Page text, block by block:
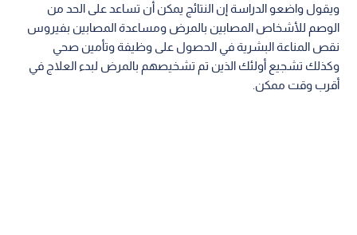
ويقول واضعو الدراسة إن النتائج يمكن أن تساعد على الحد من
الوصم للأشخاص المصابين بالمرض ومساعدة المصابين بفيروس
نقص المناعة البشرية في الحصول على وظيفة وتأمين صحي
وكذلك تشجيع أولئك الذين تم تشخيصهم بالمرض لبدء العلاج في
أقرب وقت ممكن.